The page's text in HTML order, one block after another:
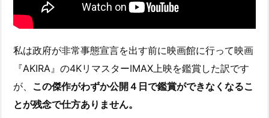
私は政府が非常事態宣言を出す前に映画館に行って映画
『AKIRA』の4KリマスターIMAX上映を鑑賞した訳です
が、 この傑作がわずか公開４日で鑑賞ができなくなるこ
とが残念で仕方ありません。